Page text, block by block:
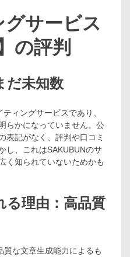
サービス
の評判
だ未知数
ィングサービスであり、
らかになっていません。公
表記がなく、評判や口コミ
し、これはSAKUBUNのサ
く知られていないためかも
る理由：高品質
質な文章生成能力によるも